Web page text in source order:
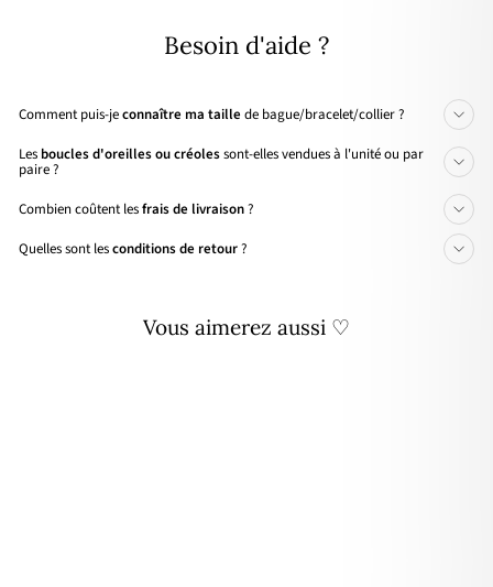
Besoin d'aide ?
Comment puis-jeconnaître ma taille de bague/bracelet/collier ?
Les boucles d'oreilles ou créolessont-elles vendues à l'unité ou par
paire ?
Combien coûtent lesfrais de livraison?
Quelles sont lesconditions de retour?
Vous aimerez aussi ♡